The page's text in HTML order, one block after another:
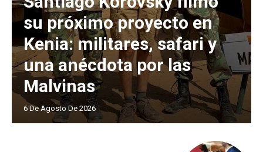
su próximo proyecto en
Kenia: militares, safari y
una anécdota por las
Malvinas
6 De Agosto De 2026